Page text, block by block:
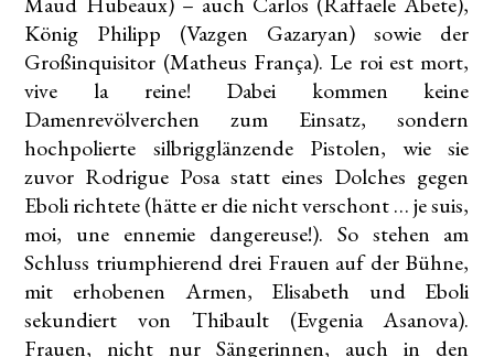
König Philipp (Vazgen Gazaryan) sowie der
Großinquisitor (Matheus França). Le roi est mort,
vive la reine! Dabei kommen keine
Damenrevölverchen zum Einsatz, sondern
hochpolierte silbrigglänzende Pistolen, wie sie
zuvor Rodrigue Posa statt eines Dolches gegen
Eboli richtete (hätte er die nicht verschont … je suis,
moi, une ennemie dangereuse!). So stehen am
Schluss triumphierend drei Frauen auf der Bühne,
mit erhobenen Armen, Elisabeth und Eboli
sekundiert von Thibault (Evgenia Asanova).
Frauen, nicht nur Sängerinnen, auch in den